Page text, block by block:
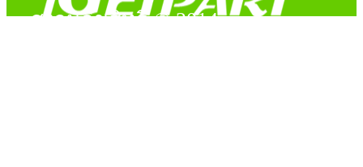
สงวนลิขสิทธิ์ © 2014